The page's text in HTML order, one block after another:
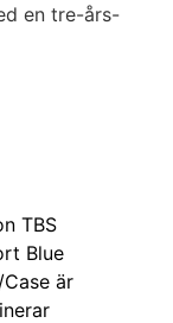
en tre-års-